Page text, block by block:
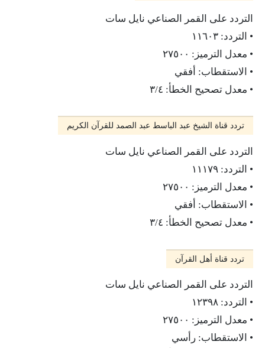
التردد على القمر الصناعي نايل سات
• التردد: ١١٦٠٣
• معدل الترميز: ٢٧٥٠٠
• الاستقطاب: أفقي
• معدل تصحيح الخطأ: ٣/٤
تردد قناة الشيخ عبد الباسط عبد الصمد للقرآن الكريم
التردد على القمر الصناعي نايل سات
• التردد: ١١١٧٩
• معدل الترميز: ٢٧٥٠٠
• الاستقطاب: أفقي
• معدل تصحيح الخطأ: ٣/٤
تردد قناة أهل القرآن
التردد على القمر الصناعي نايل سات
• التردد: ١٢٣٩٨
• معدل الترميز: ٢٧٥٠٠
• الاستقطاب: رأسي